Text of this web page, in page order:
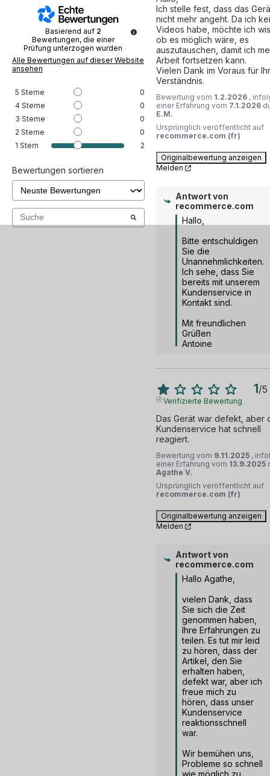
Basierend auf 2
Bewertungen, die einer
Prüfung unterzogen wurden
Alle Bewertungen auf dieser Website
ansehen
5 Sterne
0
4 Sterne
0
3 Sterne
0
2 Sterne
0
1 Stern 2
Bewertungen sortieren
Ich stelle fest, dass das
nicht mehr angeht. Da ich
Videos habe, möchte ich
ob es möglich wäre, es
auszutauschen, damit ich
Arbeit fortsetzen kann.
Vielen Dank im Voraus für Ihr
Verständnis.
Bewertung vom 1.2.2026 ,
einer Erfahrung vom 7.1.2026
E.M.
Ursprünglich veröffentlicht auf
recommerce.com (fr)
Originalbewertung anzeigen
Melden
Antwort von
recommerce.com
Hallo,
Bitte entschuldigen
Sie die
Unannehmlichkeiten.
Ich sehe, dass Sie
bereits mit unserem
Kundenservice in
Kontakt sind.
Mit freundlichen
Grüßen
Antoine
1/5
Verifizierte Bewertung
Das Gerät war defekt, aber
Kundenservice hat schnell
reagiert.
Bewertung vom 9.11.2025 ,
einer Erfahrung vom 13.9.2025
Agathe V.
Ursprünglich veröffentlicht auf
recommerce.com (fr)
Originalbewertung anzeigen
Melden
Antwort von
recommerce.com
Hallo Agathe,
vielen Dank, dass
Sie sich die Zeit
genommen haben,
Ihre Erfahrungen zu
teilen. Es tut mir leid
zu hören, dass der
Artikel, den Sie
erhalten haben,
defekt war, aber ich
freue mich zu
hören, dass unser
Kundenservice
reaktionsschnell
war.
Wir bemühen uns,
Probleme so schnell
wie möglich zu